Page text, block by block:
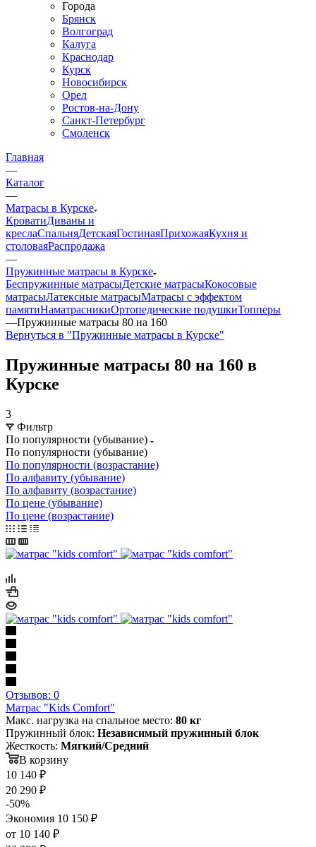
Города
Брянск
Волгоград
Калуга
Краснодар
Курск
Новосибирск
Орел
Ростов-на-Дону
Санкт-Петербург
Смоленск
Главная
—
Каталог
—
Матрасы в Курске
КроватиДиваны и
креслаСпальняДетскаяГостинаяПрихожаяКухня и
столоваяРаспродажа
—
Пружинные матрасы в Курске
Беспружинные матрасыДетские матрасыКокосовые
матрасыЛатексные матрасыМатрасы с эффектом
памятиНаматрасникиОртопедические подушкиТопперы
—Пружинные матрасы 80 на 160
Вернуться в "Пружинные матрасы в Курске"
Пружинные матрасы 80 на 160 в
Курске
3
Фильтр
По популярности (убывание)
По популярности (убывание)
По популярности (возрастание)
По алфавиту (убывание)
По алфавиту (возрастание)
По цене (убывание)
По цене (возрастание)
Отзывов: 0
Матрас "Kids Comfort"
Макс. нагрузка на спальное место: 80 кг
Пружинный блок: Независимый пружинный блок
Жесткость: Мягкий/Средний
В корзину
10 140 ₽
20 290 ₽
-50%
Экономия 10 150 ₽
от 10 140 ₽